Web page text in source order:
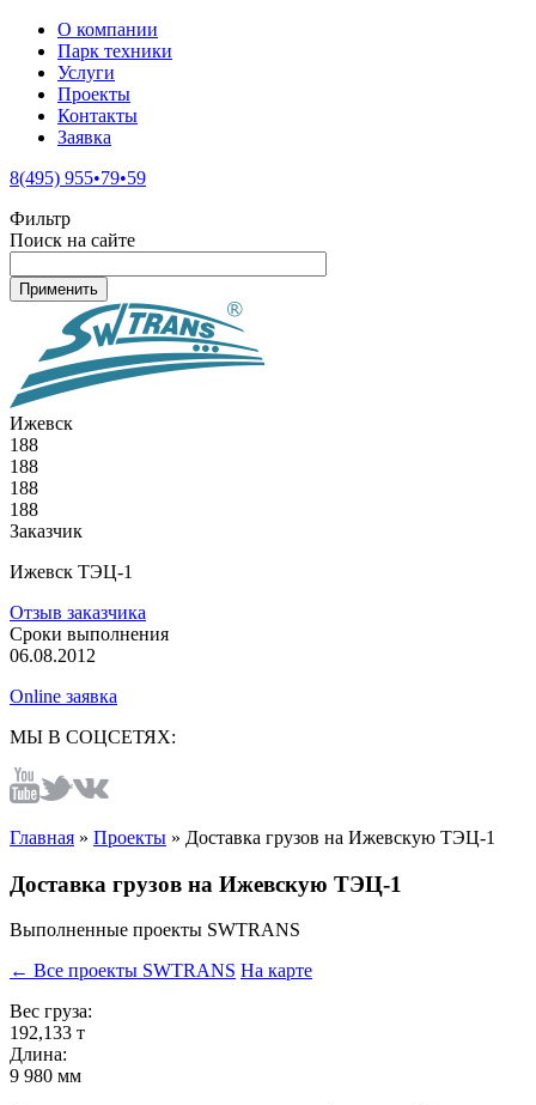
О компании
Парк техники
Услуги
Проекты
Контакты
Заявка
8(495) 955•79•59
Фильтр
Поиск на сайте
Ижевск
188
188
188
188
Заказчик
Ижевск ТЭЦ-1
Отзыв заказчика
Сроки выполнения
06.08.2012
Online заявка
МЫ В СОЦСЕТЯХ:
Главная » Проекты » Доставка грузов на Ижевскую ТЭЦ-1
Доставка грузов на Ижевскую ТЭЦ-1
Выполненные проекты SWTRANS
← Все проекты SWTRANS На карте
Вес груза:
192,133 т
Длина:
9 980 мм